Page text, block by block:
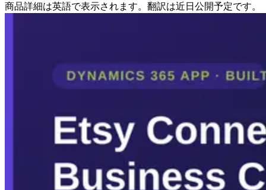
商品詳細は英語で表示されます。翻訳は近日公開予定です。